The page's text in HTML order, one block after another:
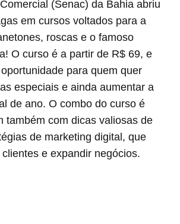
(Senac) da Bahia abriu
em cursos voltados para a
roscas e o famoso
O curso é a partir de R$ 69, e
para quem quer
especiais e ainda aumentar a
de ano. O combo do curso é
também com dicas valiosas de
de marketing digital, que
e expandir negócios.